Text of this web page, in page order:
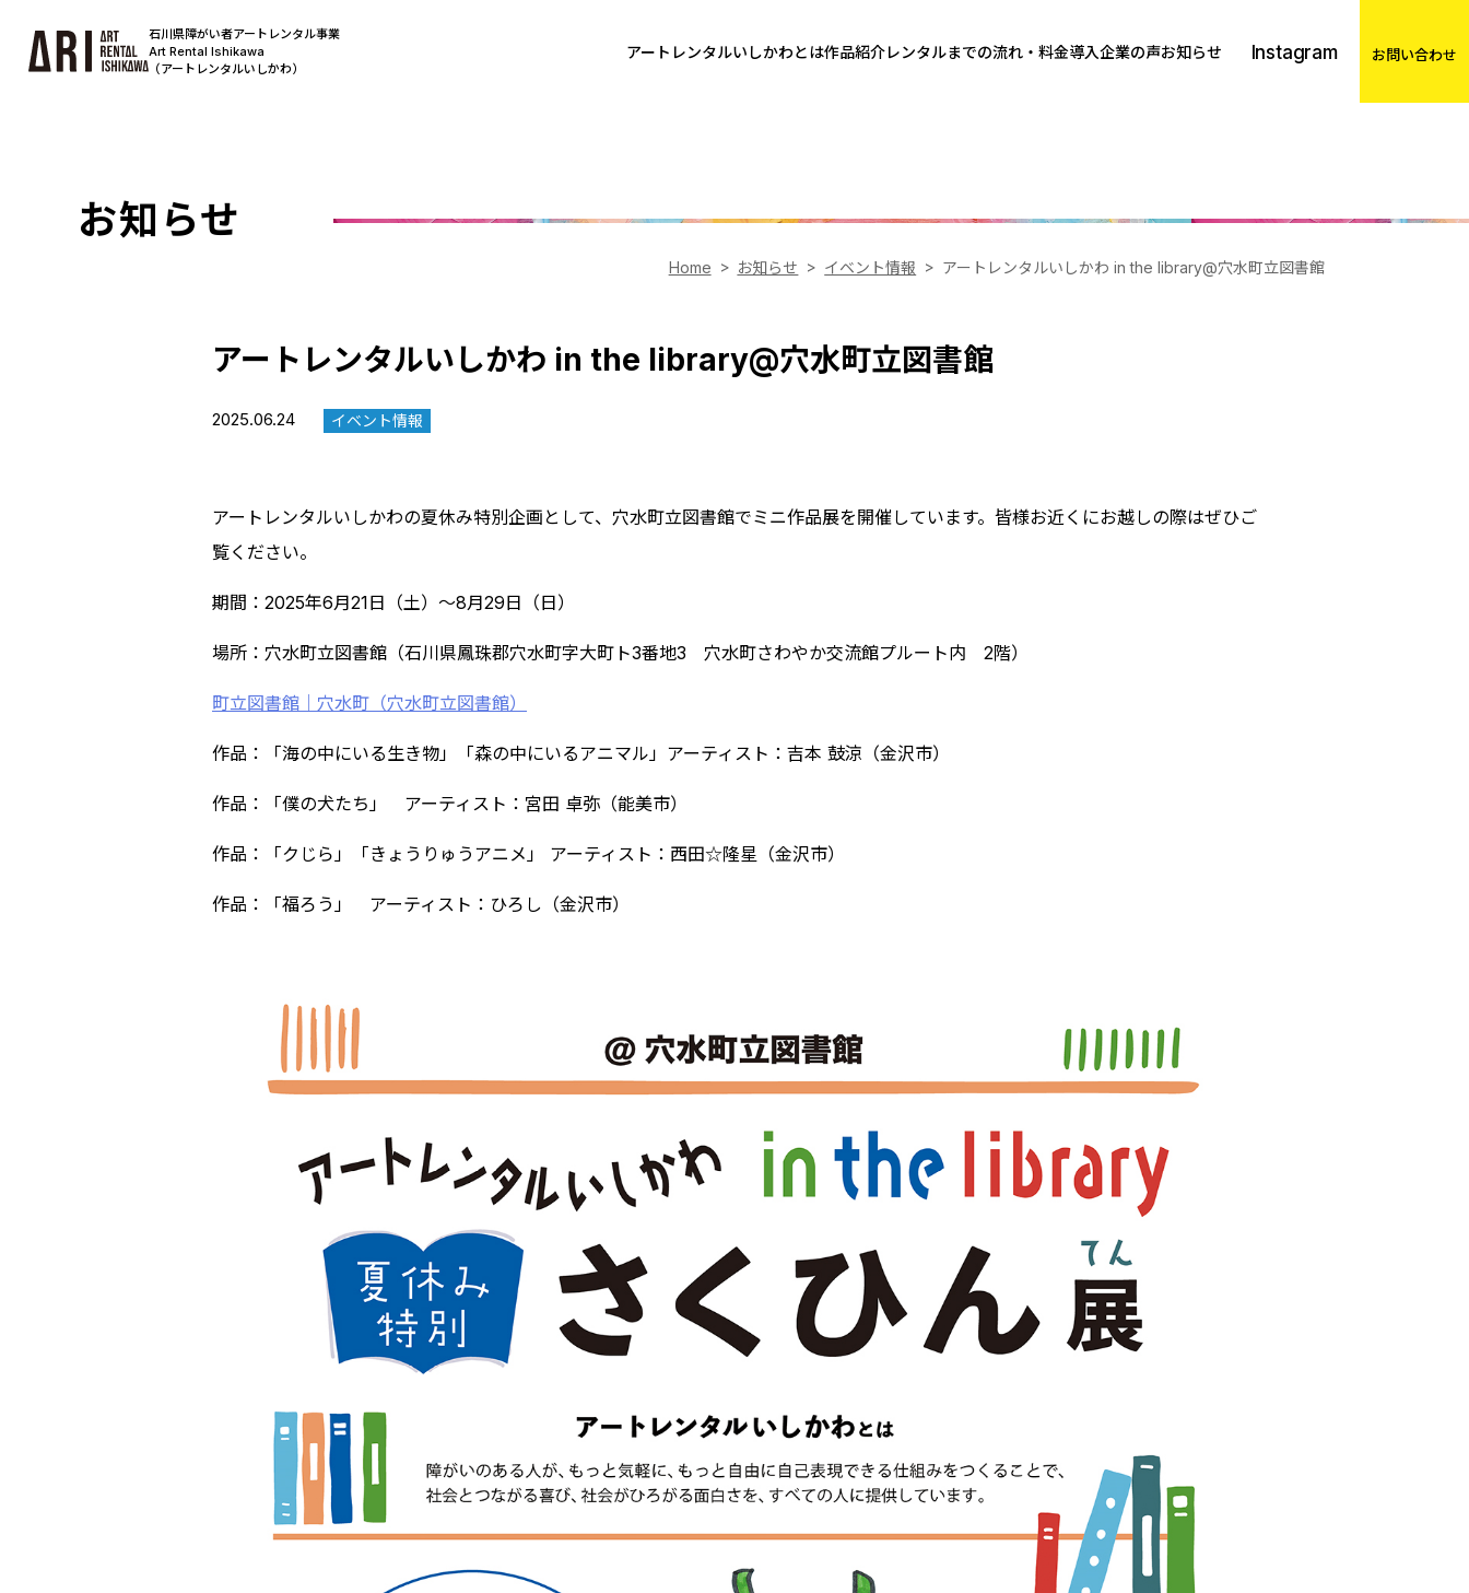
石川県障がい者アートレンタル事業
Art Rental Ishikawa
（アートレンタルいしかわ）
アートレンタルいしかわとは作品紹介レンタルまでの流れ・料金導入企業の声お知らせ Instagram お問い合わせ
お知らせ
Home お知らせ イベント情報 アートレンタルいしかわ in the library@穴水町立図書館
アートレンタルいしかわ in the library@穴水町立図書館
2025.06.24 イベント情報
アートレンタルいしかわの夏休み特別企画として、穴水町立図書館でミニ作品展を開催しています。皆様お近くにお越しの際はぜひご
覧ください。
期間：2025年6月21日（土）～8月29日（日）
場所：穴水町立図書館（石川県鳳珠郡穴水町字大町ト3番地3 穴水町さわやか交流館プルート内 2階）
町立図書館｜穴水町（穴水町立図書館）
作品：「海の中にいる生き物」「森の中にいるアニマル」アーティスト：吉本 鼓涼（金沢市）
作品：「僕の犬たち」 アーティスト：宮田 卓弥（能美市）
作品：「クじら」「きょうりゅうアニメ」 アーティスト：西田☆隆星（金沢市）
作品：「福ろう」 アーティスト：ひろし（金沢市）